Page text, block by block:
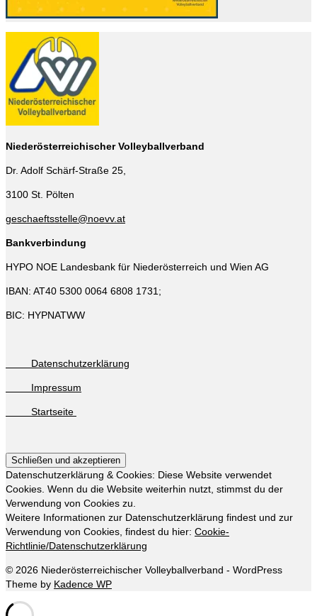
Niederösterreichischer Volleyballverband
Dr. Adolf Schärf-Straße 25,
3100 St. Pölten
geschaeftsstelle@noevv.at
Bankverbindung
HYPO NOE Landesbank für Niederösterreich und Wien AG
IBAN: AT40 5300 0064 6808 1731;
BIC: HYPNATWW
Datenschutzerklärung
Impressum
Startseite
Datenschutzerklärung & Cookies: Diese Website verwendet
Cookies. Wenn du die Website weiterhin nutzt, stimmst du der
Verwendung von Cookies zu.
Weitere Informationen zur Datenschutzerklärung findest und zur
Verwendung von Cookies, findest du hier: Cookie-
Richtlinie/Datenschutzerklärung
© 2026 Niederösterreichischer Volleyballverband - WordPress
Theme by Kadence WP